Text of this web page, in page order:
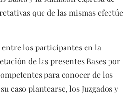
que de las mismas efectúe
entre los participantes en la
de las presentes Bases por
para conocer de los
caso plantearse, los Juzgados y